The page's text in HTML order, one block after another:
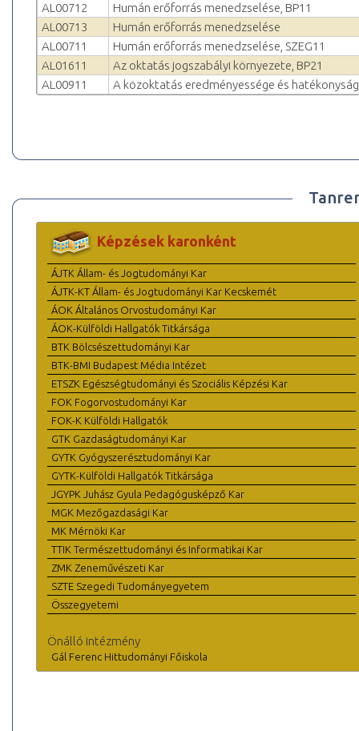
AL00712
Humán erőforrás menedzselése, BP11
AL00713
Humán erőforrás menedzselése
AL00711
Humán erőforrás menedzselése, SZEG11
AL01611
Az oktatás jogszabályi környezete, BP21
AL00911
A közoktatás eredményessége és
Képzések karonként
ÁJTK Állam- és Jogtudományi Kar
ÁJTK-KT Állam- és Jogtudományi Kar Kecskemét
ÁOK Általános Orvostudományi Kar
ÁOK-Külföldi Hallgatók Titkársága
BTK Bölcsészettudományi Kar
BTK-BMI Budapest Média Intézet
ETSZK Egészségtudományi és Szociális Képzési Kar
FOK Fogorvostudományi Kar
FOK-K Külföldi Hallgatók
GTK Gazdaságtudományi Kar
GYTK Gyógyszerésztudományi Kar
GYTK-Külföldi Hallgatók Titkársága
JGYPK Juhász Gyula Pedagógusképző Kar
MGK Mezőgazdasági Kar
MK Mérnöki Kar
TTIK Természettudományi és Informatikai Kar
ZMK Zeneművészeti Kar
SZTE Szegedi Tudományegyetem
Összegyetemi
Önálló intézmény
Gál Ferenc Hittudományi Főiskola